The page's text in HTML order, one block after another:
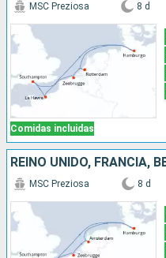
Comidas incluidas
MSC Preziosa 8 d
MSC Preziosa 8 d